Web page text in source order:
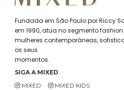
Fundada em São Paulo por Riccy
em 1990, atua no segmento fashion
mulheres contemporâneas,
os seus
momentos.
SIGA A MIXED
MIXED
MIXED KIDS